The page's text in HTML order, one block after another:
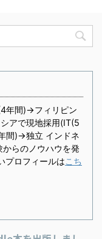
年間)→フィリピン
アで現地採用(IT(5
間)→独立 インドネ
らのノウハウを発
プロフィールはこち